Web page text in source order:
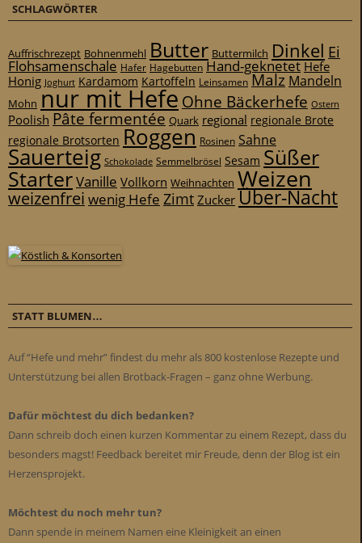
SCHLAGWÖRTER
Auffrischrezept Bohnenmehl Butter Buttermilch Dinkel Ei
Flohsamenschale Hafer Hagebutten Hand-geknetet Hefe
Honig Joghurt Kardamom Kartoffeln Leinsamen Malz Mandeln
Mohn nur mit Hefe Ohne Bäckerhefe Ostern
Poolish Pâte fermentée Quark regional regionale Brote
regionale Brotsorten Roggen Rosinen Sahne
Sauerteig Schokolade Semmelbrösel Sesam Süßer
StarterVanille Vollkorn Weihnachten Weizen
weizenfrei wenig Hefe ZimtZuckerÜber-Nacht
STATT BLUMEN…
Auf “Hefe und mehr” findest du mehr als 800 kostenlose Rezepte und
Unterstützung bei allen Brotback-Fragen – ganz ohne Werbung.
Dafür möchtest du dich bedanken?
Dann schreib doch einen kurzen Kommentar zu einem Rezept, dass du
besonders magst! Feedback bereitet mir Freude, denn der Blog ist ein
Herzensprojekt.
Möchtest du noch mehr tun?
Dann spende in meinem Namen eine Kleinigkeit an einen